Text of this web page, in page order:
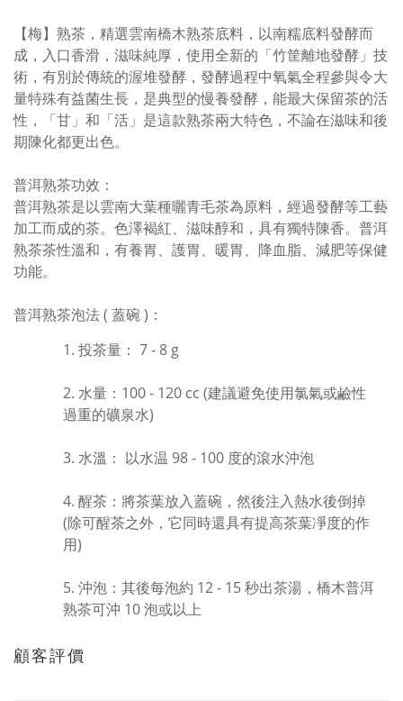
【梅】熟茶，精選雲南橋木熟茶底料， 以南糯底料發酵而
成， 入口香滑，滋味純厚， 使用全新的「竹筐離地發酵」技
術，有別於傳統的渥堆發酵，發酵過程中氧氣全程參與令大
量特殊有益菌生長，是典型的慢養發酵，能最大保留茶的活
性，「甘」和「活」是這款熟茶兩大特色，不論在滋味和後
期陳化都更出色。
普洱熟茶功效：
普洱熟茶是以雲南大葉種曬青毛茶為原料，經過發酵等工藝
加工而成的茶。色澤褐紅、滋味醇和，具有獨特陳香。普洱
熟茶茶性溫和，有養胃、護胃、暖胃、降血脂、減肥等保健
功能。
普洱熟茶泡法 ( 蓋碗 ) ：
投茶量： 7 - 8 g
水量：100 - 120 cc (建議避免使用氯氣或鹼性
過重的礦泉水)
水溫： 以水温 98 - 100 度的滾水沖泡
醒茶：將茶葉放入蓋碗，然後注入熱水後倒掉
(除可醒茶之外，它同時還具有提高茶葉凈度的作
用)
沖泡：其後每泡約 12 - 15 秒出茶湯，橋木普洱
熟茶可沖 10 泡或以上
顧客評價